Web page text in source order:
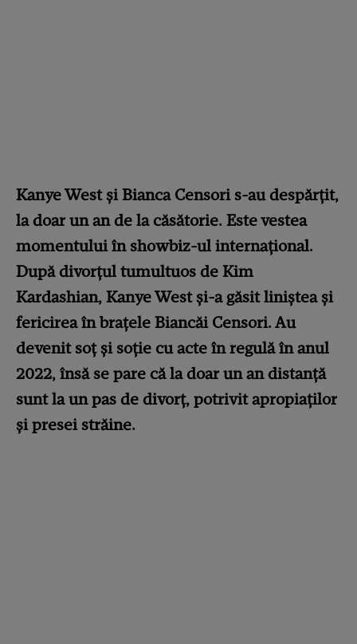
Kanye West și Bianca Censori s-au despărțit,
la doar un an de la căsătorie. Este vestea
momentului în showbiz-ul internațional.
După divorțul tumultuos de Kim
Kardashian, Kanye West și-a găsit liniștea și
fericirea în brațele Biancăi Censori. Au
devenit soț și soție cu acte în regulă în anul
2022, însă se pare că la doar un an distanță
sunt la un pas de divorț, potrivit apropiaților
și presei străine.